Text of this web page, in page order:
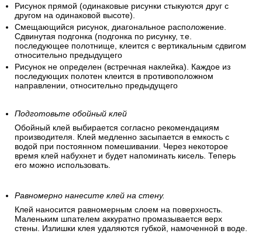
Рисунок прямой (одинаковые рисунки стыкуются друг с
другом на одинаковой высоте).
Смещающийся рисунок, диагональное расположение.
Сдвинутая подгонка (подгонка по рисунку, т.е.
последующее полотнище, клеится с вертикальным сдвигом
относительно предыдущего
Рисунок не определен (встречная наклейка). Каждое из
последующих полотен клеится в противоположном
направлении, относительно предыдущего
Подготовьте обойный клей
Обойный клей выбирается согласно рекомендациям
производителя. Клей медленно засыпается в емкость с
водой при постоянном помешивании. Через некоторое
время клей набухнет и будет напоминать кисель. Теперь
его можно использовать.
Равномерно нанесите клей на стену.
Клей наносится равномерным слоем на поверхность.
Маленьким шпателем аккуратно промазывается верх
стены. Излишки клея удаляются губкой, намоченной в воде.